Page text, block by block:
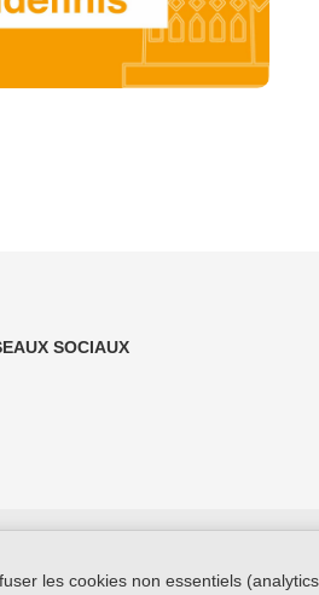
SOCIAUX
les cookies non essentiels